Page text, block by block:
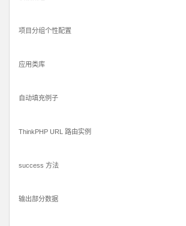
项目分组个性配置
应用类库
自动填充例子
ThinkPHP URL 路由实例
success 方法
输出部分数据